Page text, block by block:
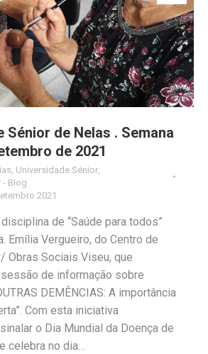
Sénior de Nelas . Semana
de 2021
, Universidade Sénior,
- Blog
2021
de “Saúde para todos”
Emília Vergueiro, do Centro de
Obras Sociais Viseu, que
de informação sobre
DEMÊNCIAS: A importância
Com esta iniciativa
o Dia Mundial da Doença de
celebra no dia…